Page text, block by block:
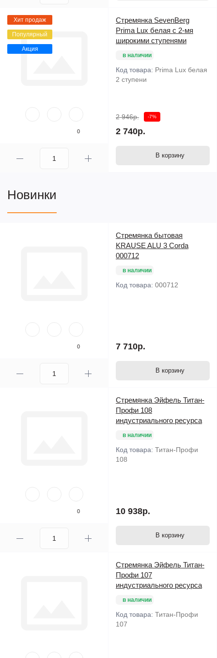
Хит продаж
Популярный
Акция
0
Стремянка SevenBerg
Prima Lux белая с 2-мя
широкими ступенями
в наличии
Код товара: Prima Lux белая
2 ступени
2 946р. -7%
2 740р.
В корзину
Новинки
0
Стремянка бытовая
KRAUSE ALU 3 Corda
000712
в наличии
Код товара: 000712
7 710р.
В корзину
0
Стремянка Эйфель Титан-
Профи 108
индустриального ресурса
в наличии
Код товара: Титан-Профи
108
10 938р.
В корзину
Стремянка Эйфель Титан-
Профи 107
индустриального ресурса
в наличии
Код товара: Титан-Профи
107